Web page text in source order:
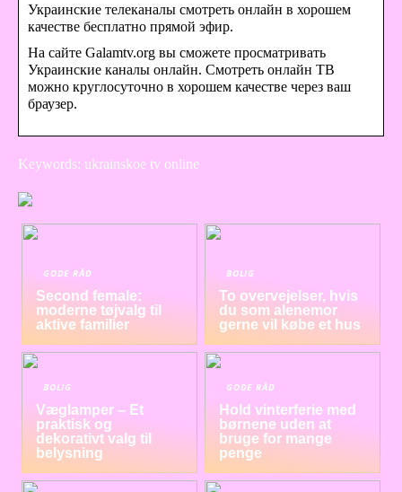
Украинские телеканалы смотреть онлайн в хорошем
качестве бесплатно прямой эфир.
На сайте Galamtv.org вы сможете просматривать
Украинские каналы онлайн. Смотреть онлайн ТВ
можно круглосуточно в хорошем качестве через ваш
браузер.
Keywords: ukrainskoe tv online
GODE RÅD
Second female:
moderne tøjvalg til
aktive familier
BOLIG
To overvejelser, hvis
du som alenemor
gerne vil købe et hus
BOLIG
Væglamper – Et
praktisk og
dekorativt valg til
belysning
GODE RÅD
Hold vinterferie med
børnene uden at
bruge for mange
penge